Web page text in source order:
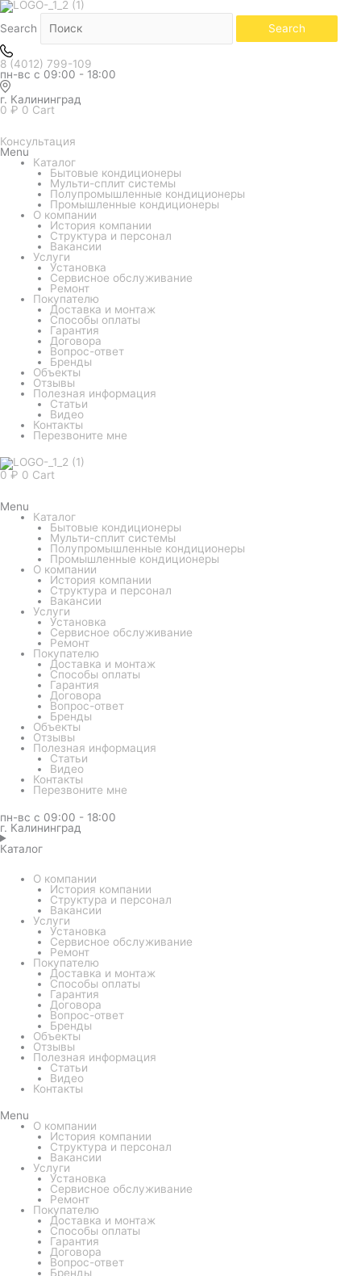
Search Search
8 (4012) 799-109
пн-вс с 09:00 - 18:00
г. Калининград
0 ₽ 0 Cart
Консультация
Menu
Каталог
Бытовые кондиционеры
Мульти-сплит системы
Полупромышленные кондиционеры
Промышленные кондиционеры
О компании
История компании
Структура и персонал
Вакансии
Услуги
Установка
Сервисное обслуживание
Ремонт
Покупателю
Доставка и монтаж
Способы оплаты
Гарантия
Договора
Вопрос-ответ
Бренды
Объекты
Отзывы
Полезная информация
Статьи
Видео
Контакты
Перезвоните мне
0 ₽ 0 Cart
Menu
Каталог
Бытовые кондиционеры
Мульти-сплит системы
Полупромышленные кондиционеры
Промышленные кондиционеры
О компании
История компании
Структура и персонал
Вакансии
Услуги
Установка
Сервисное обслуживание
Ремонт
Покупателю
Доставка и монтаж
Способы оплаты
Гарантия
Договора
Вопрос-ответ
Бренды
Объекты
Отзывы
Полезная информация
Статьи
Видео
Контакты
Перезвоните мне
пн-вс с 09:00 - 18:00
г. Калининград
Каталог
О компании
История компании
Структура и персонал
Вакансии
Услуги
Установка
Сервисное обслуживание
Ремонт
Покупателю
Доставка и монтаж
Способы оплаты
Гарантия
Договора
Вопрос-ответ
Бренды
Объекты
Отзывы
Полезная информация
Статьи
Видео
Контакты
Menu
О компании
История компании
Структура и персонал
Вакансии
Услуги
Установка
Сервисное обслуживание
Ремонт
Покупателю
Доставка и монтаж
Способы оплаты
Гарантия
Договора
Вопрос-ответ
Бренды
Белый
Количество
товара
Кондиционер
Kentatsu
серия
Sempai
KSGPA53HZRN1/KSRPA53HZRN1